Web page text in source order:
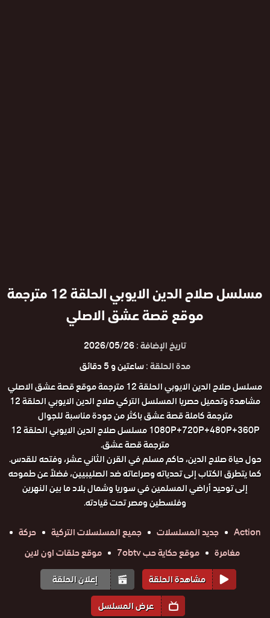
مسلسل صلاح الدين الايوبي الحلقة 12 مترجمة
موقع قصة عشق الاصلي
تاريخ الإضافة :2026/05/26
مدة الحلقة :ساعتين و 5 دقائق
مسلسل صلاح الدين الايوبي الحلقة 12 مترجمة موقع قصة عشق الاصلي
مشاهدة وتحميل حصريا المسلسل التركي صلاح الدين الايوبي الحلقة 12
مترجمة كاملة قصة عشق باكثر من جودة مناسبة للجوال
1080P+720P+480P+360P مسلسل صلاح الدين الايوبي الحلقة 12
مترجمة قصة عشق.
حول حياة صلاح الدين، حاكم مسلم في القرن الثاني عشر، وفتحه للقدس.
كما يتطرق الكتاب إلى تحدياته وصراعاته ضد الصليبيين، فضلاً عن طموحه
إلى توحيد أراضي المسلمين في سوريا وشمال بلاد ما بين النهرين
وفلسطين ومصر تحت قيادته.
Action
جديد المسلسلات جميع المسلسلات التركية
حركة
مغامرة
موقع حكاية حب 7obtv
موقع حلقات اون لاين
مشاهدة الحلقة
إعلان الحلقة
عرض المسلسل